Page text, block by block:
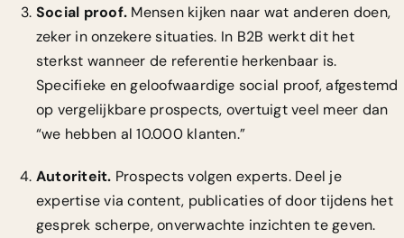
Social proof. Mensen kijken naar wat anderen doen,
zeker in onzekere situaties. In B2B werkt dit het
sterkst wanneer de referentie herkenbaar is.
Specifieke en geloofwaardige social proof, afgestemd
op vergelijkbare prospects, overtuigt veel meer dan
“we hebben al 10.000 klanten.”
Autoriteit. Prospects volgen experts. Deel je
expertise via content, publicaties of door tijdens het
gesprek scherpe, onverwachte inzichten te geven.